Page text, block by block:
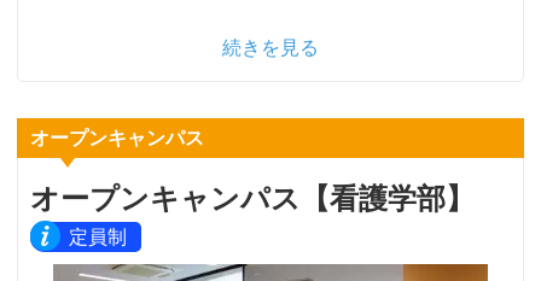
続きを見る
オープンキャンパス
オープンキャンパス【看護学部】
定員制